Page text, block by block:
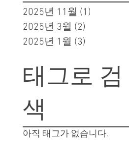
2025년 11월 (1)
2025년 3월 (2)
2025년 1월 (3)
태그로 검
색
아직 태그가 없습니다.